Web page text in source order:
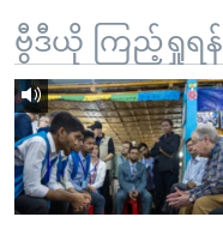
နေရာ
သို့
ကျော်
ရန်
ဗွီဒီယို ကြည့်ရှုရန်